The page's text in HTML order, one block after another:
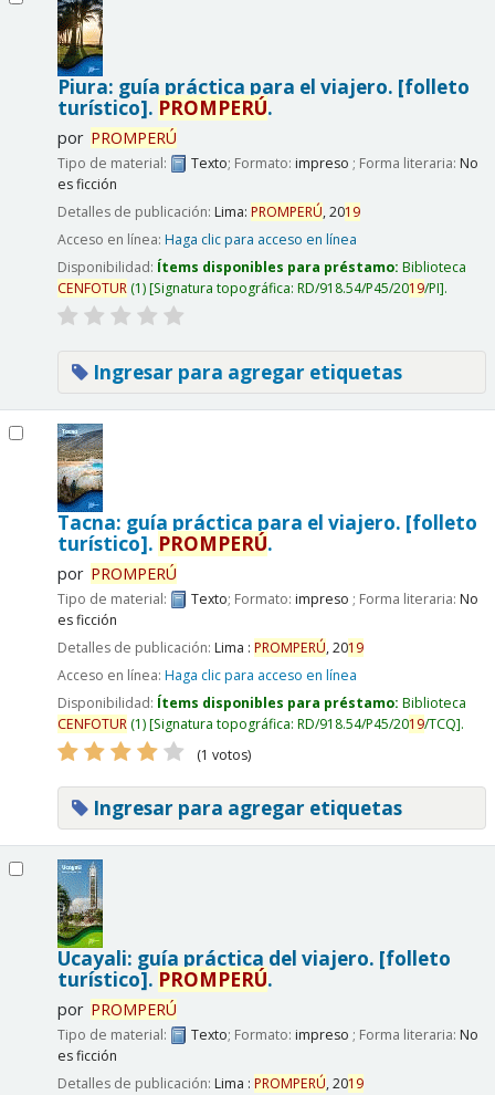
Piura: guía práctica para el viajero. [folleto
turístico]. PROMPERÚ.
por PROMPERÚ
Tipo de material: Texto; Formato: impreso ; Forma literaria: No
es ficción
Detalles de publicación: Lima: PROMPERÚ,2019
Acceso en línea: Haga clic para acceso en línea
Disponibilidad: Ítems disponibles para préstamo: Biblioteca
CENFOTUR(1) Signatura topográfica: RD/918.54/P45/2019/PI .
Ingresar para agregar etiquetas
Tacna: guía práctica para el viajero. [folleto
turístico]. PROMPERÚ.
por PROMPERÚ
Tipo de material: Texto; Formato: impreso ; Forma literaria: No
es ficción
Detalles de publicación: Lima : PROMPERÚ,2019
Acceso en línea: Haga clic para acceso en línea
Disponibilidad: Ítems disponibles para préstamo: Biblioteca
CENFOTUR(1) Signatura topográfica: RD/918.54/P45/2019/TCQ .
(1 votos)
Ingresar para agregar etiquetas
Ucayali: guía práctica del viajero. [folleto
turístico]. PROMPERÚ.
por PROMPERÚ
Tipo de material: Texto; Formato: impreso ; Forma literaria: No
es ficción
Detalles de publicación: Lima : PROMPERÚ,2019